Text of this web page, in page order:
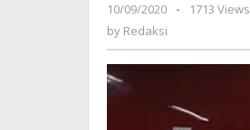
10/09/2020
by
-
1713 Views
by Redaksi